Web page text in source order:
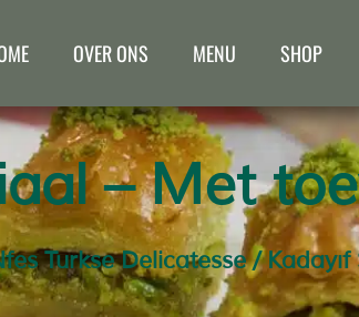
OVER ONS MENU SHOP
– Met
Turkse Delicatesse/ Kadayıf